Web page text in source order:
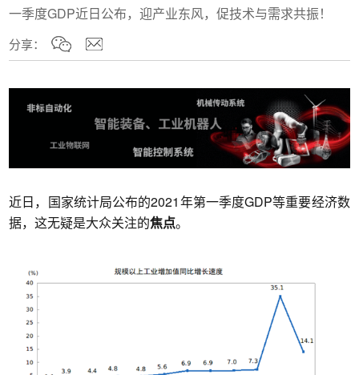
一季度GDP近日公布，迎产业东风，促技术与需求共振！
分享：
近日，国家统计局公布的2021年第一季度GDP等重要经济数
据，这无疑是大众关注的焦点。